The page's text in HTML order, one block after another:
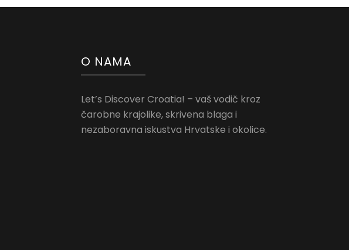
O NAMA
Let’s Discover Croatia! – vaš vodič kroz
čarobne krajolike, skrivena blaga i
nezaboravna iskustva Hrvatske i okolice.